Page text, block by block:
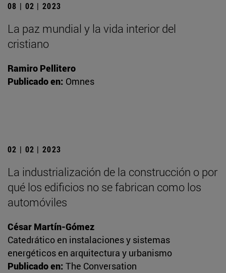
08 | 02 | 2023
La paz mundial y la vida interior del
cristiano
Ramiro Pellitero
Publicado en: Omnes
02 | 02 | 2023
La industrialización de la construcción o por
qué los edificios no se fabrican como los
automóviles
César Martín-Gómez
Catedrático en instalaciones y sistemas
energéticos en arquitectura y urbanismo
Publicado en: The Conversation